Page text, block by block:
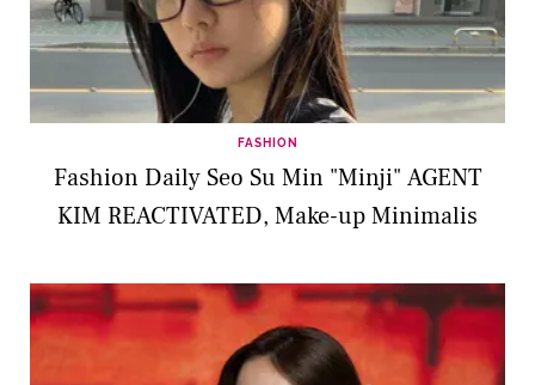
FASHION
Fashion Daily Seo Su Min "Minji" AGENT
KIM REACTIVATED, Make-up Minimalis